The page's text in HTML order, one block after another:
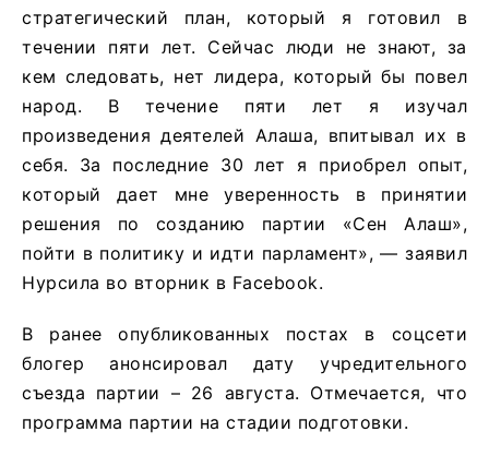
стратегический план, который я готовил в
течении пяти лет. Сейчас люди не знают, за
кем следовать, нет лидера, который бы повел
народ. В течение пяти лет я изучал
произведения деятелей Алаша, впитывал их в
себя. За последние 30 лет я приобрел опыт,
который дает мне уверенность в принятии
решения по созданию партии «Сен Алаш»,
пойти в политику и идти парламент», — заявил
Нурсила во вторник в Facebook.
В ранее опубликованных постах в соцсети
блогер анонсировал дату учредительного
съезда партии – 26 августа. Отмечается, что
программа партии на стадии подготовки.